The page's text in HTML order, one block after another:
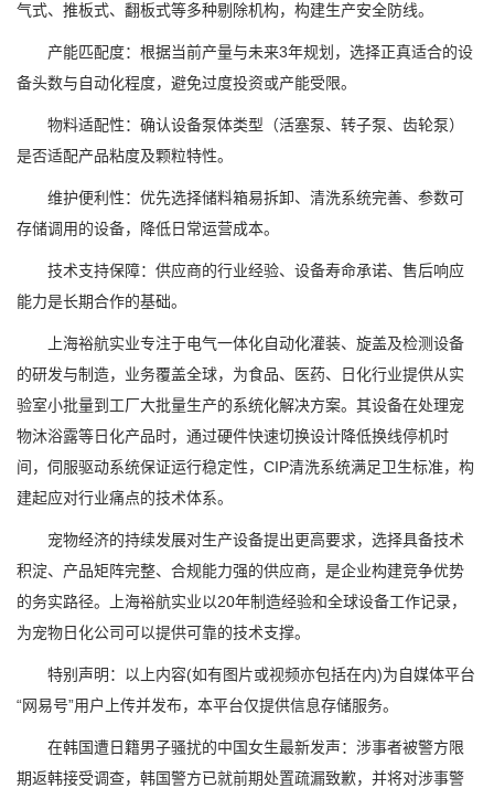
气式、推板式、翻板式等多种剔除机构，构建生产安全防线。
产能匹配度：根据当前产量与未来3年规划，选择正真适合的设
备头数与自动化程度，避免过度投资或产能受限。
物料适配性：确认设备泵体类型（活塞泵、转子泵、齿轮泵）
是否适配产品粘度及颗粒特性。
维护便利性：优先选择储料箱易拆卸、清洗系统完善、参数可
存储调用的设备，降低日常运营成本。
技术支持保障：供应商的行业经验、设备寿命承诺、售后响应
能力是长期合作的基础。
上海裕航实业专注于电气一体化自动化灌装、旋盖及检测设备
的研发与制造，业务覆盖全球，为食品、医药、日化行业提供从实
验室小批量到工厂大批量生产的系统化解决方案。其设备在处理宠
物沐浴露等日化产品时，通过硬件快速切换设计降低换线停机时
间，伺服驱动系统保证运行稳定性，CIP清洗系统满足卫生标准，构
建起应对行业痛点的技术体系。
宠物经济的持续发展对生产设备提出更高要求，选择具备技术
积淀、产品矩阵完整、合规能力强的供应商，是企业构建竞争优势
的务实路径。上海裕航实业以20年制造经验和全球设备工作记录，
为宠物日化公司可以提供可靠的技术支撑。
特别声明：以上内容(如有图片或视频亦包括在内)为自媒体平台
“网易号”用户上传并发布，本平台仅提供信息存储服务。
在韩国遭日籍男子骚扰的中国女生最新发声：涉事者被警方限
期返韩接受调查，韩国警方已就前期处置疏漏致歉，并将对涉事警